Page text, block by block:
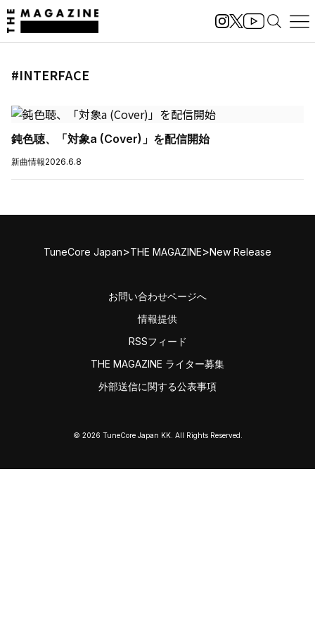
#INTERFACE
鈍色聴、「対象a (Cover)」を配信開始
新曲情報2026.6.8
TuneCore Japan>THE MAGAZINE>New Release
お問い合わせページへ
情報提供
RSSフィード
THE MAGAZINE ライター募集
外部送信に関する公表事項
© 2026 TuneCore Japan KK. All Rights Reserved.